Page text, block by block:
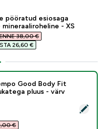
pööratud esiosaga
- XS
38,00 €‎
26,60 €‎
Tempo Good Body Fit
Good Body Fit
pluus - värv
price
€‎